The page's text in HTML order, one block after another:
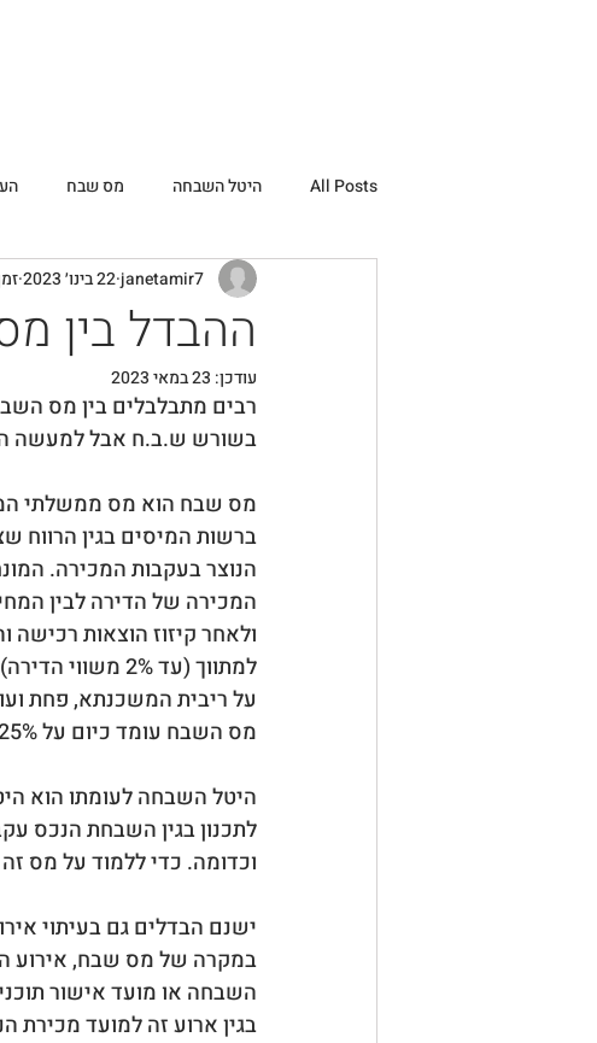
All Posts היטל השבחה מס שבח
ההבדל בין
janetamir7 22 בינו׳ 2023
עודכן: 23 במאי 2023
רבים מתבלבלים בין מס
בשורש ש.ב.ח אבל למעשה הם
מס שבח הוא מס ממשלתי
ברשות המיסים בגין
הנוצר בעקבות המכירה.
המכירה של הדירה לבין
ולאחר קיזוז הוצאות
למתווך (עד 2%
על ריבית המשכנתא, פחת
מס השבח עומד כיום על 25% מתוך השבח נטו שנוצר בעת מכירת הדירה.
היטל השבחה לעומתו הוא
לתכנון בגין השבחת הנכס
וכדומה. כדי ללמוד על מס
ישנם הבדלים גם בעיתוי
במקרה של מס שבח, אירוע
השבחה או מועד אישור
בגין ארוע זה למועד מכירת